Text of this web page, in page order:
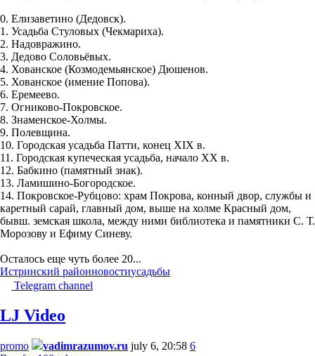
0. Елизаветино (Дедовск).
1. Усадьба Стуловых (Чекмариха).
2. Надовражино.
3. Дедово Соловьёвых.
4. Хованское (Козмодемьянское) Дюшенов.
5. Хованское (имение Попова).
6. Еремеево.
7. Огниково-Покровское.
8. Знаменское-Холмы.
9. Полевщина.
10. Городская усадьба Патти, конец XIX в.
11. Городская купеческая усадьба, начало XX в.
12. Бабкино (памятный знак).
13. Ламишино-Богородское.
14. Покровское-Рубцово: храм Покрова, конный двор, службы и
каретный сарай, главный дом, выше на холме Красный дом,
бывш. земская школа, между ними библиотека и памятники С. Т.
Морозову и Ефиму Синеву.
Осталось еще чуть более 20...
Истринский районновостиусадьбы
Telegram channel
LJ Video
promo vadimrazumov.ru july 6, 20:58 6